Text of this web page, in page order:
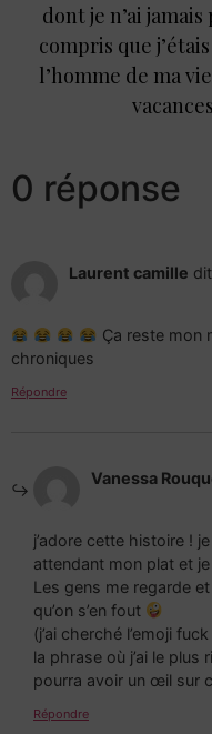
dont je n’ai
compris que
l’homme de ma
0 réponse
Laurent camille
Ça reste mon
chroniques
Répondre
Vanessa
j’adore cette histoire !
attendant mon plat et
Les gens me regarde
qu’on s’en fout
(j’ai cherché l’emoji
la phrase où j’ai le plus
pourra avoir un œil sur
Répondre